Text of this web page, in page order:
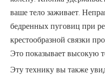
ваше тело заживает.
бедренных пуговиц при
крестообразной связки
Это показывает высокую
Эту технику вы также